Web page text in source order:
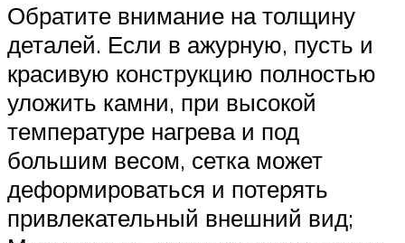
Обратите внимание на толщину
деталей. Если в ажурную, пусть и
красивую конструкцию полностью
уложить камни, при высокой
температуре нагрева и под
большим весом, сетка может
деформироваться и потерять
привлекательный внешний вид;